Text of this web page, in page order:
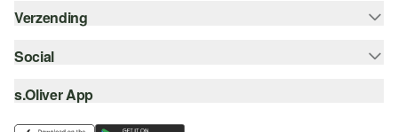
Top categorieën
s.Oliver Card
Verlanglijstje
Koop op rekening
Creditcard
Verzending
Track & Trace
Post NL
Social
instagram
facebook
s.Oliver App